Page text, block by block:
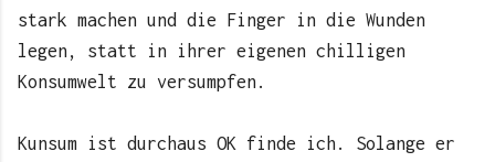
stark machen und die Finger in die Wunden
legen, statt in ihrer eigenen chilligen
Konsumwelt zu versumpfen.
Kunsum ist durchaus OK finde ich. Solange er